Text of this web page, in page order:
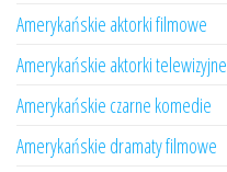
Amerykańskie aktorki filmowe
Amerykańskie aktorki telewizyjne
Amerykańskie czarne komedie
Amerykańskie dramaty filmowe